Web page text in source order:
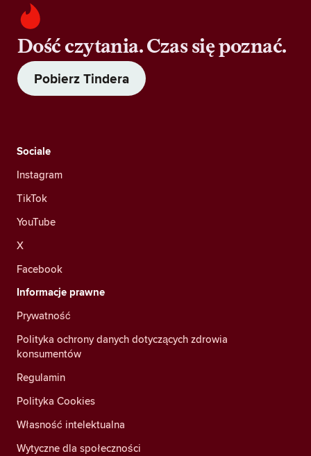
Dość czytania. Czas się poznać.
Pobierz Tindera
Sociale
Instagram
TikTok
YouTube
X
Facebook
Informacje prawne
Prywatność
Polityka ochrony danych dotyczących zdrowia
konsumentów
Regulamin
Polityka Cookies
Własność intelektualna
Wytyczne dla społeczności